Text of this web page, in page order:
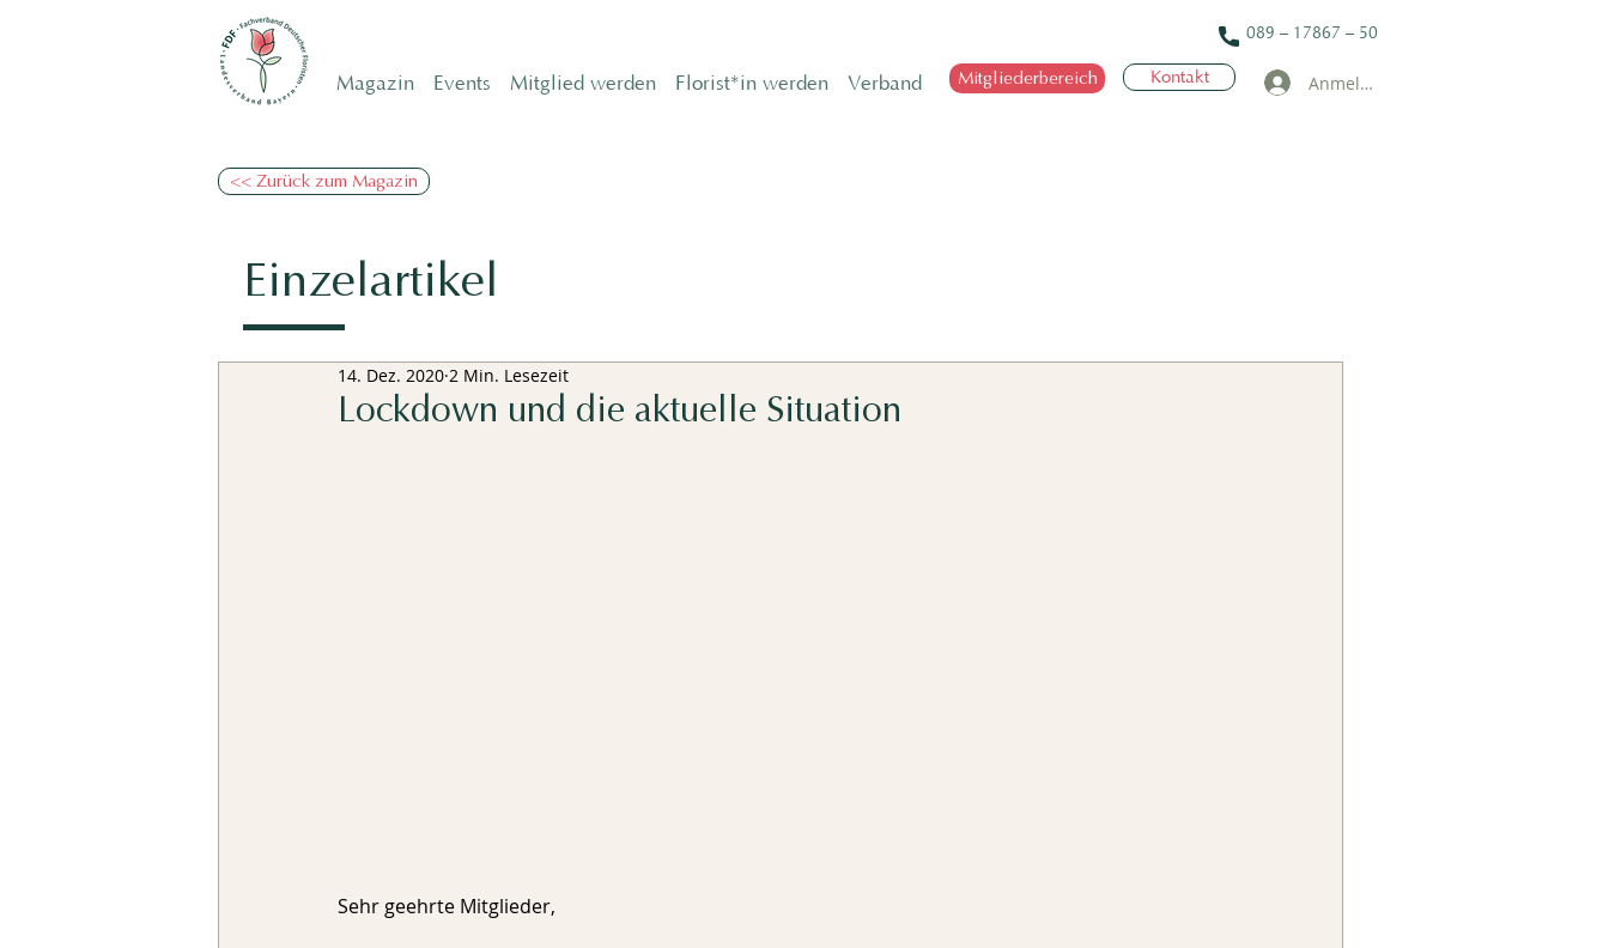
Magazin Events Mitglied werden Florist*in werden Verband
089 – 17867 – 50
Mitgliederbereich Kontakt Anmelden
<< Zurück zum Magazin
Einzelartikel
Lockdown und die aktuelle Situation
14. Dez. 2020 2 Min. Lesezeit
Sehr geehrte Mitglieder,